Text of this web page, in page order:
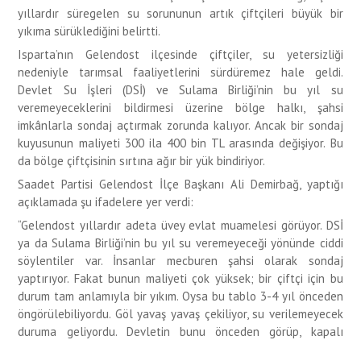
yıllardır süregelen su sorununun artık çiftçileri büyük bir
yıkıma sürüklediğini belirtti.
Isparta’nın Gelendost ilçesinde çiftçiler, su yetersizliği
nedeniyle tarımsal faaliyetlerini sürdüremez hale geldi.
Devlet Su İşleri (DSİ) ve Sulama Birliği’nin bu yıl su
veremeyeceklerini bildirmesi üzerine bölge halkı, şahsi
imkânlarla sondaj açtırmak zorunda kalıyor. Ancak bir sondaj
kuyusunun maliyeti 300 ila 400 bin TL arasında değişiyor. Bu
da bölge çiftçisinin sırtına ağır bir yük bindiriyor.
Saadet Partisi Gelendost İlçe Başkanı Ali Demirbağ, yaptığı
açıklamada şu ifadelere yer verdi:
“Gelendost yıllardır adeta üvey evlat muamelesi görüyor. DSİ
ya da Sulama Birliği’nin bu yıl su veremeyeceği yönünde ciddi
söylentiler var. İnsanlar mecburen şahsi olarak sondaj
yaptırıyor. Fakat bunun maliyeti çok yüksek; bir çiftçi için bu
durum tam anlamıyla bir yıkım. Oysa bu tablo 3-4 yıl önceden
öngörülebiliyordu. Göl yavaş yavaş çekiliyor, su verilemeyecek
duruma geliyordu. Devletin bunu önceden görüp, kapalı